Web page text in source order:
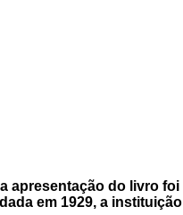
do livro
em 1929, a